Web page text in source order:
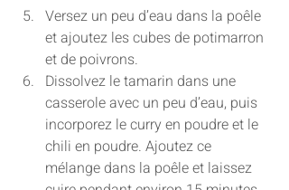
Versez un peu d’eau dans la poêle
et ajoutez les cubes de potimarron
et de poivrons.
Dissolvez le tamarin dans une
casserole avec un peu d’eau, puis
incorporez le curry en poudre et le
chili en poudre. Ajoutez ce
mélange dans la poêle et laissez